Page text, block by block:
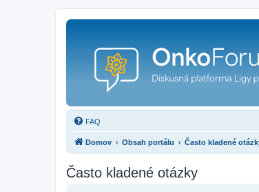
FAQ
Domov Obsah portálu Často kladené
Často kladené otázky